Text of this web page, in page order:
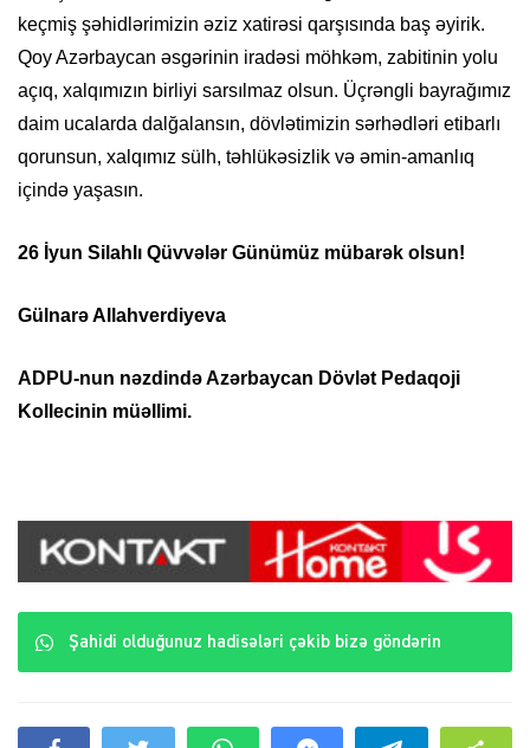
keçmiş şəhidlərimizin əziz xatirəsi qarşısında baş əyirik.
Qoy Azərbaycan əsgərinin iradəsi möhkəm, zabitinin yolu
açıq, xalqımızın birliyi sarsılmaz olsun. Üçrəngli bayrağımız
daim ucalarda dalğalansın, dövlətimizin sərhədləri etibarlı
qorunsun, xalqımız sülh, təhlükəsizlik və əmin-amanlıq
içində yaşasın.
26 İyun Silahlı Qüvvələr Günümüz mübarək olsun!
Gülnarə Allahverdiyeva
ADPU-nun nəzdində Azərbaycan Dövlət Pedaqoji
Kollecinin müəllimi.
Şahidi olduğunuz hadisələri çəkib bizə göndərin